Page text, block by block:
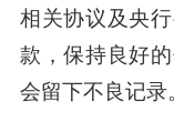
相关协议及央
款，保持良好
会留下不良记录。